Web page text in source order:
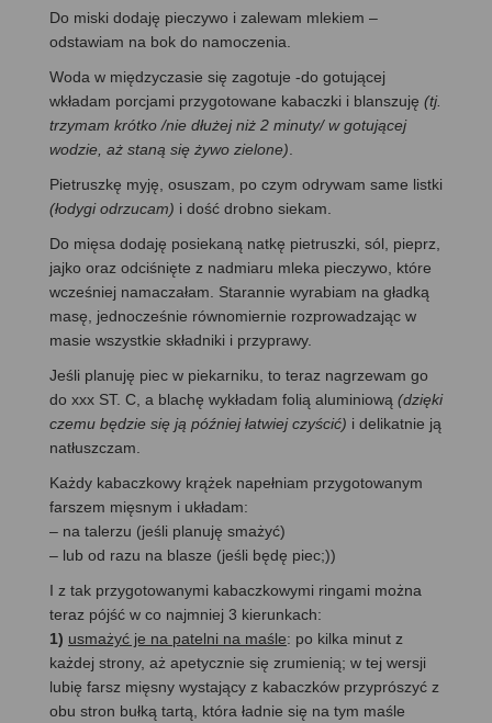
Do miski dodaję pieczywo i zalewam mlekiem –
odstawiam na bok do namoczenia.
Woda w międzyczasie się zagotuje -do gotującej
wkładam porcjami przygotowane kabaczki i blanszuję (tj.
trzymam krótko/nie dłużej niż 2 minuty/w gotującej
wodzie, aż staną się żywo zielone).
Pietruszkę myję, osuszam, po czym odrywam same listki
(łodygi odrzucam) i dość drobno siekam.
Do mięsa dodaję posiekaną natkę pietruszki, sól, pieprz,
jajko oraz odciśnięte z nadmiaru mleka pieczywo, które
wcześniej namaczałam. Starannie wyrabiam na gładką
masę, jednocześnie równomiernie rozprowadzając w
masie wszystkie składniki i przyprawy.
Jeśli planuję piec w piekarniku, to teraz nagrzewam go
do xxx ST. C, a blachę wykładam folią aluminiową (dzięki
czemu będzie się ją później łatwiej czyścić) i delikatnie ją
natłuszczam.
Każdy kabaczkowy krążek napełniam przygotowanym
farszem mięsnym i układam:
– na talerzu (jeśli planuję smażyć)
– lub od razu na blasze (jeśli będę piec;))
I z tak przygotowanymi kabaczkowymi ringami można
teraz pójść w co najmniej 3 kierunkach:
1) usmażyć je na patelni na maśle: po kilka minut z
każdej strony, aż apetycznie się zrumienią; w tej wersji
lubię farsz mięsny wystający z kabaczków przyprószyć z
obu stron bułką tartą, która ładnie się na tym maśle